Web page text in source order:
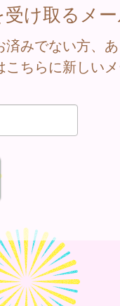
け取るメ
みでない方、
こちらに新しい